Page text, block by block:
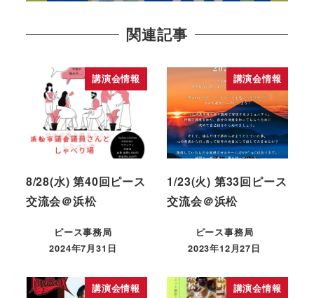
関連記事
講演会情報
8/28(水) 第40回ピース
交流会＠浜松
ピース事務局
2024年7月31日
講演会情報
1/23(火) 第33回ピース
交流会＠浜松
ピース事務局
2023年12月27日
講演会情報 講演会情報